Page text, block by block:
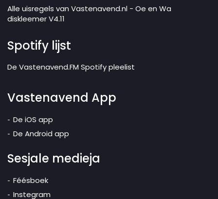
Alle uisregels van Vastenavend.nl - Oe en Wa
diskleemer V4.11
Spotify lijst
De Vastenavend.FM Spotify pleelist
Vastenavend App
De iOS app
De Android app
Sesjale medieja
Féésboek
Instegram